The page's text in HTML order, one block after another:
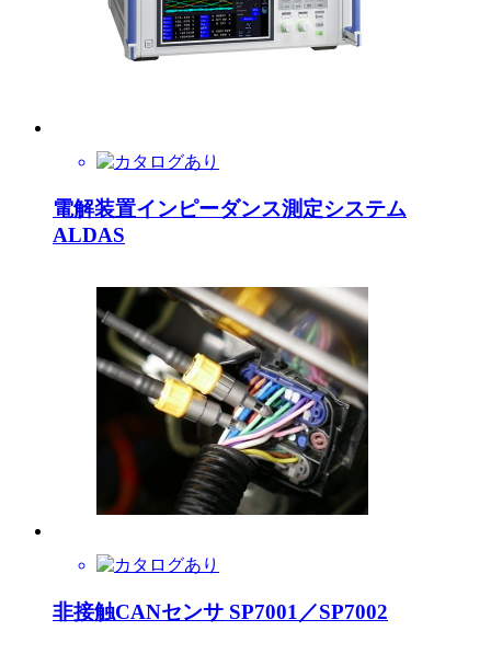
電解装置インピーダンス測定システム
ALDAS
非接触CANセンサ SP7001／SP7002